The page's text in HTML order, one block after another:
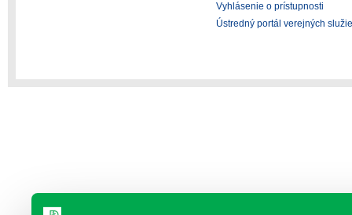
Vyhlásenie o prístupnosti
Ústredný portál verejných